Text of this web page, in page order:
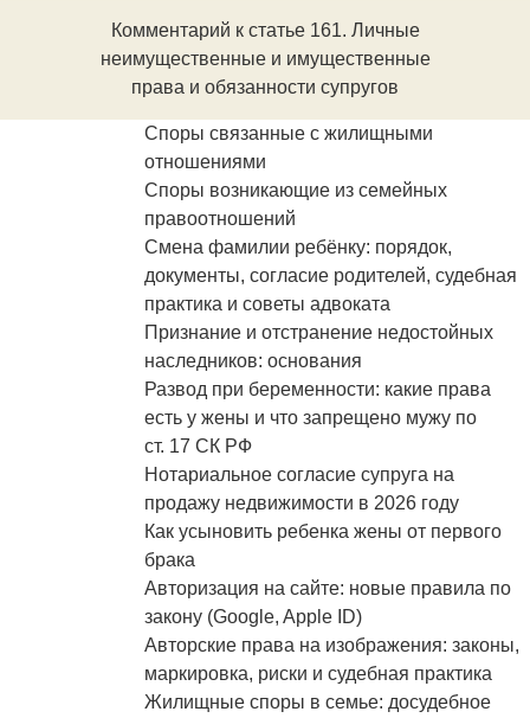
Комментарий к статье 161. Личные
неимущественные и имущественные
права и обязанности супругов
Споры связанные с жилищными
отношениями
Споры возникающие из семейных
правоотношений
Смена фамилии ребёнку: порядок,
документы, согласие родителей, судебная
практика и советы адвоката
Признание и отстранение недостойных
наследников: основания
Развод при беременности: какие права
есть у жены и что запрещено мужу по
ст. 17 СК РФ
Нотариальное согласие супруга на
продажу недвижимости в 2026 году
Как усыновить ребенка жены от первого
брака
Авторизация на сайте: новые правила по
закону (Google, Apple ID)
Авторские права на изображения: законы,
маркировка, риски и судебная практика
Жилищные споры в семье: досудебное